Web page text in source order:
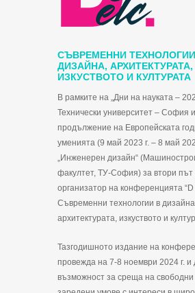
СЪВРЕМЕННИ
ДИЗАЙНА, АРХИТЕКТУРАТА,
ИЗКУСТВОТО И КУЛТУРАТА
В рамките на „Дни на науката –
Технически университет – София
продължение на Европейската
уменията (9 май 2023 г. – 8 май
„Инженерен дизайн“
факултет, ТУ-София) за втори път
организатор на конференцията “D
Съвременни технологии в
архитектурата, изкуството и
Тазгодишното издание на
провежда на 7-8 ноември 2024 г. и
възможност за среща на свободни